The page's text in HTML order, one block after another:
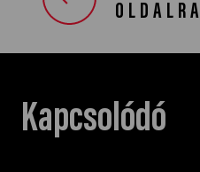
OLDALRA
Kapcsolódó